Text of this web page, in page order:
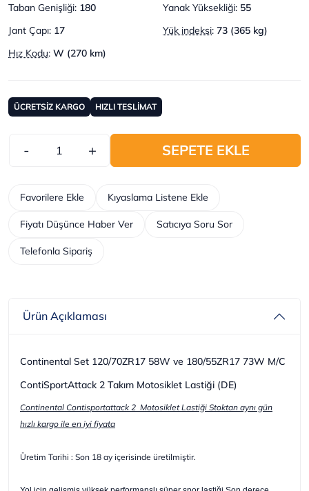
Taban Genişliği: 180 Yanak Yüksekliği: 55
Jant Çapı: 17 Yük indeksi: 73 (365 kg)
Hız Kodu: W (270 km)
ÜCRETSİZ KARGO HIZLI TESLİMAT
- + SEPETE EKLE
Telefonla Sipariş
Kıyaslama Listene Ekle
Favorilere Ekle
Fiyatı Düşünce Haber Ver Satıcıya Soru Sor
Ürün Açıklaması
Continental Set 120/70ZR17 58W ve 180/55ZR17 73W M/C
ContiSportAttack 2 Takım Motosiklet Lastiği (DE)
Continental Contisportattack 2 Motosiklet Lastiği Stoktan aynı gün
hızlı kargo ile en iyi fiyata
Üretim Tarihi : Son 18 ay içerisinde üretilmiştir.